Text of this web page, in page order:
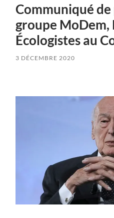
Communiqué de
groupe
Écologistes au
3 DÉCEMBRE 2020